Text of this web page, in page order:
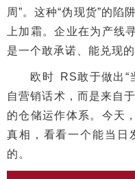
周”。这种“伪现货”的陷
上加霜。企业在为产线
是一个敢承诺、能兑现
欧时 RS敢于做出“当
自营销话术，而是来自
的仓储运作体系。今天
真相，看看一个能当日
的。